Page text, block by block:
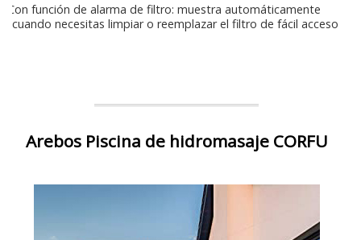
Con función de alarma de filtro: muestra automáticamente
cuando necesitas limpiar o reemplazar el filtro de fácil acceso
Arebos Piscina de hidromasaje CORFU